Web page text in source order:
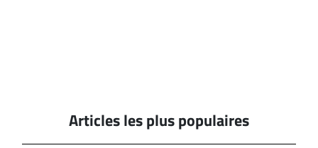
Articles les plus populaires